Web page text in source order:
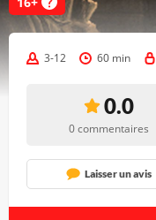
3-12 60 min
0.0
0 commentaires
Laisser un avis